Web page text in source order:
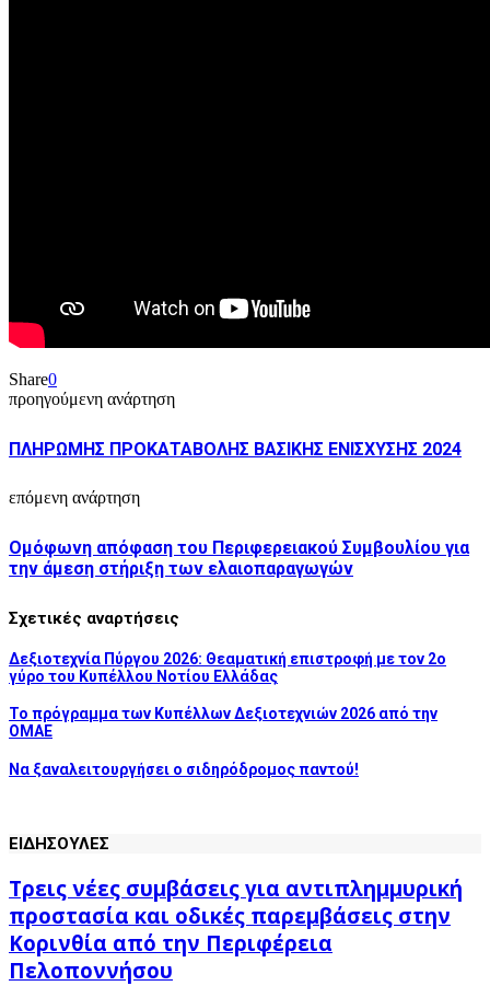
Share0
προηγούμενη ανάρτηση
ΠΛΗΡΩΜΗΣ ΠΡΟΚΑΤΑΒΟΛΗΣ ΒΑΣΙΚΗΣ ΕΝΙΣΧΥΣΗΣ 2024
επόμενη ανάρτηση
Ομόφωνη απόφαση του Περιφερειακού Συμβουλίου για
την άμεση στήριξη των ελαιοπαραγωγών
Σχετικές αναρτήσεις
Δεξιοτεχνία Πύργου 2026: Θεαματική επιστροφή με τον 2ο
γύρο του Κυπέλλου Νοτίου Ελλάδας
Το πρόγραμμα των Κυπέλλων Δεξιοτεχνιών 2026 από την
ΟΜΑΕ
Να ξαναλειτουργήσει ο σιδηρόδρομος παντού!
ΕΙΔΗΣΟΥΛΕΣ
Τρεις νέες συμβάσεις για αντιπλημμυρική
προστασία και οδικές παρεμβάσεις στην
Κορινθία από την Περιφέρεια
Πελοποννήσου